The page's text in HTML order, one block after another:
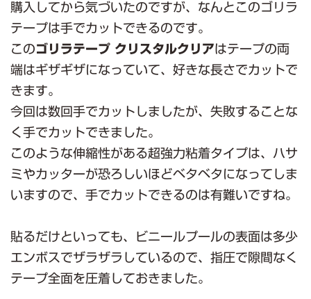
購入してから気づいたのですが、なんとこのゴリラ
テープは手でカットできるのです。
このゴリラテープ クリスタルクリアはテープの両
端はギザギザになっていて、好きな長さでカットで
きます。
今回は数回手でカットしましたが、失敗することな
く手でカットできました。
このような伸縮性がある超強力粘着タイプは、ハサ
ミやカッターが恐ろしいほどベタベタになってしま
いますので、手でカットできるのは有難いですね。
貼るだけといっても、ビニールプールの表面は多少
エンボスでザラザラしているので、指圧で隙間なく
テープ全面を圧着しておきました。